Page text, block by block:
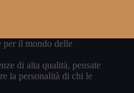
per il mondo delle
di alta qualità, pensate
la personalità di chi le